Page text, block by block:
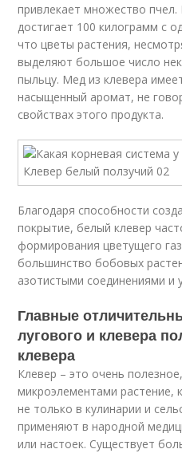
привлекает множество
достигает 100 килограмм с
что цветы растения,
выделяют большое число
пыльцу. Мед из клевера
насыщенный аромат, не
свойствах этого продукта.
Благодаря способности
покрытие, белый клевер
формирования цветущего
большинство бобовых
азотистыми соединениями и
Главные
лугового и клевера
клевера
Клевер – это очень
микроэлементами растение,
не только в кулинарии и
применяют в народной
или настоек. Существует